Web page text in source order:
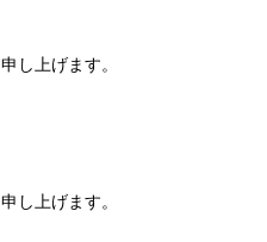
し上げます。
し上げます。